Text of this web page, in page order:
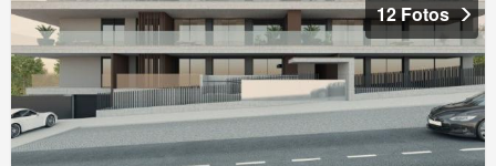
12 Fotos